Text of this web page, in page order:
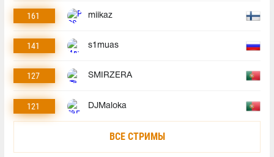
161 miikaz
141 s1muas
127 SMIRZERA
121 DJMaloka
ВСЕ СТРИМЫ